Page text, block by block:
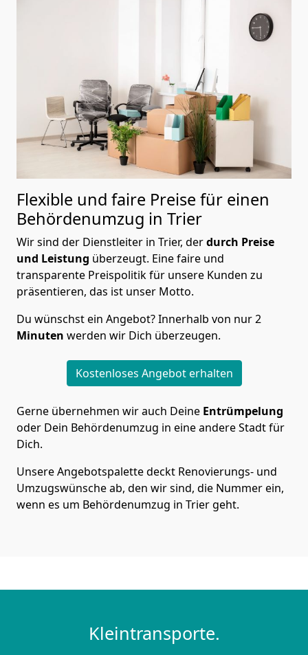
Flexible und faire Preise für einen
Behördenumzug in Trier
Wir sind der Dienstleiter in Trier, derdurch Preise
und Leistung überzeugt. Eine faire und
transparente Preispolitik für unsere Kunden zu
präsentieren, das ist unser Motto.
Du wünschst ein Angebot? Innerhalb von nur 2
Minuten werden wir Dich überzeugen.
Kostenloses Angebot erhalten
Gerne übernehmen wir auch Deine Entrümpelung
oder Dein Behördenumzug in eine andere Stadt für
Dich.
Unsere Angebotspalette deckt Renovierungs- und
Umzugswünsche ab, den wir sind, die Nummer ein,
wenn es um Behördenumzug in Trier geht.
Kleintransporte.